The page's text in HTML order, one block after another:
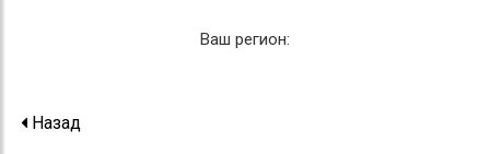
Ваш регион:
Назад